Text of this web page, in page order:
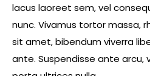
lacus laoreet sem, vel
nunc. Vivamus tortor massa,
sit amet, bibendum viverra
ante. Suspendisse ante